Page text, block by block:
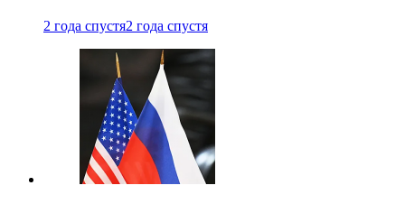
2 года спустя2 года спустя